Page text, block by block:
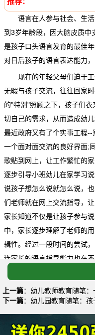
语言在人参与社会、生活
到3岁年龄段，因大脑皮质中
是孩子口头语言发育的最佳
对日后孩子的语言表达能力
现在的年轻父母们迫于工
无暇与孩子交流，往往回家
的"特别"照顾之下，孩子们
切自己的需求，从而造成幼
最近政府又有了个实事工程
一个面对面交流的良好界面;
歌贴到网上，让工作繁忙的
逐步引导小班幼儿在家学习
说孩子想怎么说就怎么说，
们老师就在网上交流指导，
家长知道不仅是让孩子参与
中，家长逐步理解了老师的
辑性。经过一段时间的尝试
连家长的语言指导能力也在
由此可见，促进幼儿语言
不够的，必须家园共同联手
宜的语言环境，让孩子说得
上一篇： 幼儿教师教育随笔
下一篇： 幼儿园教育随笔：